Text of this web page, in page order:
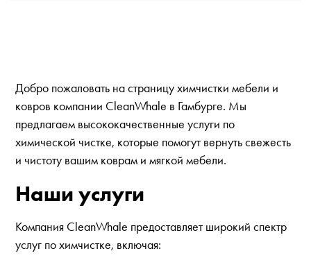
Добро пожаловать на страницу химчистки мебели и
ковров компании CleanWhale в Гамбурге. Мы
предлагаем высококачественные услуги по
химической чистке, которые помогут вернуть свежесть
и чистоту вашим коврам и мягкой мебели.
Наши услуги
Компания CleanWhale предоставляет широкий спектр
услуг по химчистке, включая: